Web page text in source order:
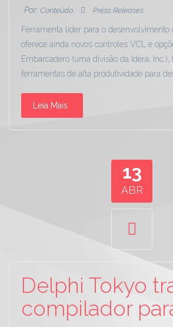
Por: Conteúdo Press Releases
Ferramenta líder para o desenvolvimento
oferece ainda novos controles VCL e
Embarcadero (uma divisão da Idera, Inc.),
ferramentas de alta produtividade para
Leia Mais
13
ABR
Delphi Tokyo
compilador